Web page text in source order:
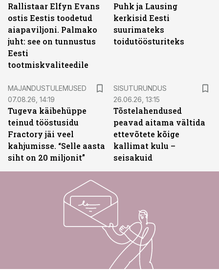
Rallistaar Elfyn Evans
ostis Eestis toodetud
aiapaviljoni. Palmako
juht: see on tunnustus
Eesti
tootmiskvaliteedile
Puhk ja Lausing
kerkisid Eesti
suurimateks
toidutöösturiteks
MAJANDUSTULEMUSED
07.08.26, 14:19
Tugeva käibehüppe
teinud tööstusidu
Fractory jäi veel
kahjumisse. “Selle aasta
siht on 20 miljonit”
SISUTURUNDUS
26.06.26, 13:15
Tõstelahendused
peavad aitama vältida
ettevõtete kõige
kallimat kulu –
seisakuid